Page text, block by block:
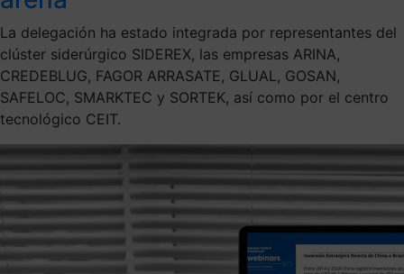
La delegación ha estado integrada por representantes del
clúster siderúrgico SIDEREX, las empresas ARINA,
CREDEBLUG, FAGOR ARRASATE, GLUAL, GOSAN,
SAFELOC, SMARKTEC y SORTEK, así como por el centro
tecnológico CEIT.